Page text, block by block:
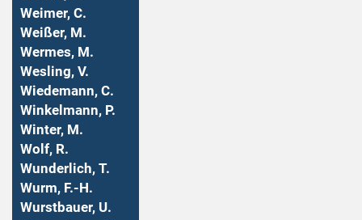
Weimer, C.
Weißer, M.
Wermes, M.
Wesling, V.
Wiedemann, C.
Winkelmann, P.
Winter, M.
Wolf, R.
Wunderlich, T.
Wurm, F.-H.
Wurstbauer, U.